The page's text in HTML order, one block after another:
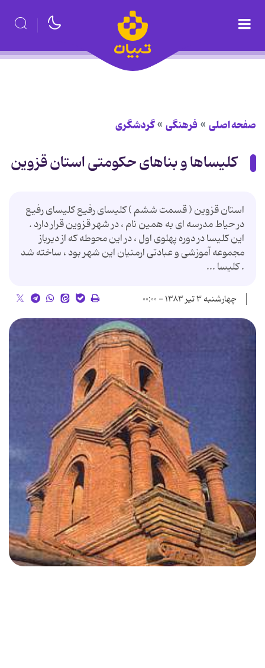
صفحه اصلی فرهنگی گردشگری
كلیساها و بناهای حكومتی استان قزوین
استان قزوین ( قسمت ششم ) كلیسای رفیع كلیسای رفیع
در حیاط مدرسه ای به همین نام ، در شهر قزوین قرار دارد .
این كلیسا در دوره پهلوی اول ، در این محوطه كه از دیرباز
مجموعه آموزشی و عبادتی ارمنیان این شهر بود ، ساخته شد
. كلیسا ...
چهارشنبه ۳ تیر ۱۳۸۳ - ۰۰:۰۰